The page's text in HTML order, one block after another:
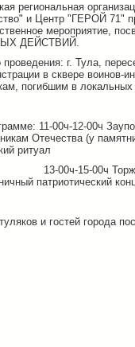
региональная
и Центр "ГЕРОЙ 71"
мероприятие,
ДЕЙСТВИЙ.
проведения: г. Тула,
в сквере воинов-
погибшим в
11-00ч-12-00ч
Отечества (у
ритуал
15-00ч
патриотический
и гостей города